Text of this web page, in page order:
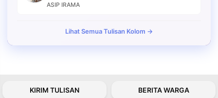
ASIP IRAMA
Lihat Semua Tulisan Kolom →
KIRIM TULISAN BERITA WARGA